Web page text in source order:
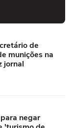
de
munições na
jornal
negar